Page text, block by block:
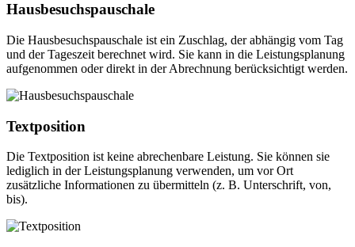
Hausbesuchspauschale
Die Hausbesuchspauschale ist ein Zuschlag, der abhängig vom Tag
und der Tageszeit berechnet wird. Sie kann in die Leistungsplanung
aufgenommen oder direkt in der Abrechnung berücksichtigt werden.
Textposition
Die Textposition ist keine abrechenbare Leistung. Sie können sie
lediglich in der Leistungsplanung verwenden, um vor Ort
zusätzliche Informationen zu übermitteln (z. B. Unterschrift, von,
bis).